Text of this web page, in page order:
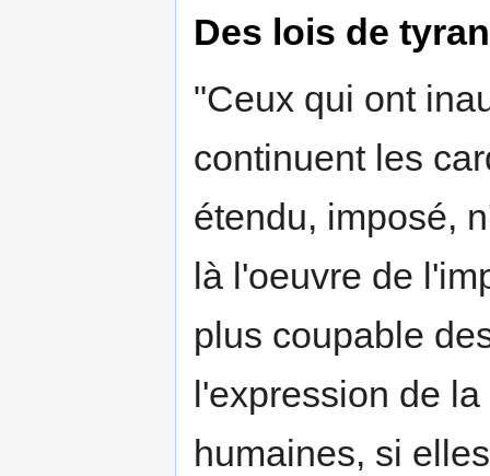
Des lois de
"Ceux qui ont
continuent les
étendu, imposé,
là l'oeuvre de
plus coupable
l'expression de
humaines, si